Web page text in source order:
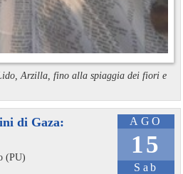
Arzilla, fino alla spiaggia dei fiori e
AGO
15
Sab
di Gaza:
(PU)